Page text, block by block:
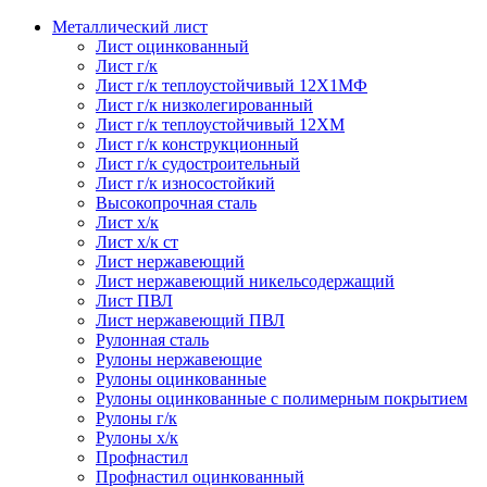
Металлический лист
Лист оцинкованный
Лист г/к
Лист г/к теплоустойчивый 12Х1МФ
Лист г/к низколегированный
Лист г/к теплоустойчивый 12ХМ
Лист г/к конструкционный
Лист г/к судостроительный
Лист г/к износостойкий
Высокопрочная сталь
Лист х/к
Лист х/к ст
Лист нержавеющий
Лист нержавеющий никельсодержащий
Лист ПВЛ
Лист нержавеющий ПВЛ
Рулонная сталь
Рулоны нержавеющие
Рулоны оцинкованные
Рулоны оцинкованные с полимерным покрытием
Рулоны г/к
Рулоны х/к
Профнастил
Профнастил оцинкованный